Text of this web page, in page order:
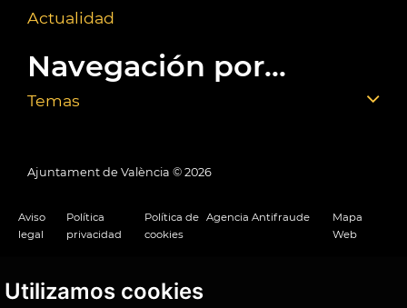
Utilizamos cookies
Actualidad
Navegación por...
Temas
Ajuntament de València © 2026
Aviso
legal
Política
privacidad
Política de
cookies
Agencia Antifraude
Mapa
Web